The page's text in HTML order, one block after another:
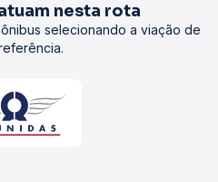
nesta rota
selecionando a viação de